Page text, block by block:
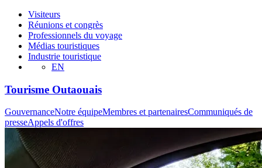
Visiteurs
Réunions et congrès
Professionnels du voyage
Médias touristiques
Industrie touristique
EN
Tourisme Outaouais
GouvernanceNotre équipeMembres et partenairesCommuniqués de
presseAppels d'offres